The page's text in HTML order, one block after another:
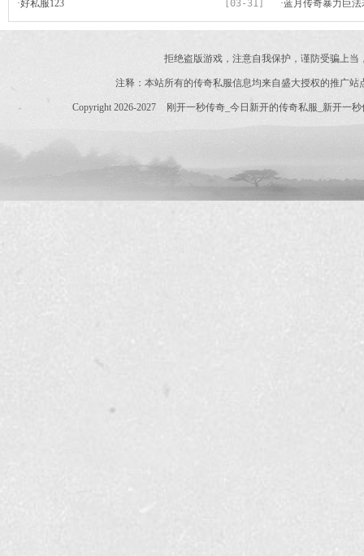
能够让很多的玩家
[03-31]
·好私服123 ·蓝月传奇暴力巨
价值连城
拒绝盗版游戏，注意自我保护，谨防受骗上
注释：本站所有的传奇私服信息均来自盛大授权的推广
Copyright 2026-2027 刚开一秒传奇_今日新开的传奇私服_新开一